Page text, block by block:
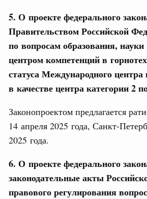
5. О проекте федерального
Правительством Российской
по вопросам образования,
центром компетенций в
статуса Международного
в качестве центра категории
Законопроектом предлагается
14 апреля 2025 года, Санкт-
2025 года.
6. О проекте федерального
законодательные акты
правового регулирования
(2026 год,
законов, бюджетные
2 июля, четверг
(2026 год,
законов.
25 июня, четверг
(2026 год,